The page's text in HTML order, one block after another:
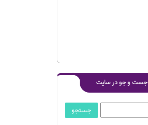
جست و جو در سایت